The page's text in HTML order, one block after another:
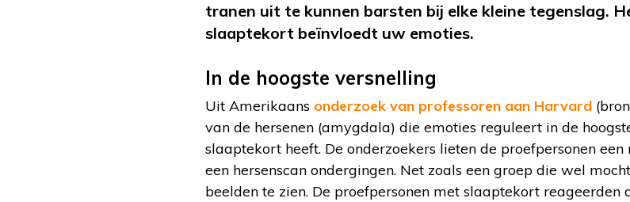
tranen uit te kunnen barsten bij elke kleine tegenslag.
slaaptekort beïnvloedt uw emoties.
In de hoogste versnelling
Uit Amerikaans onderzoek van professoren aan Harvard
van de hersenen (amygdala) die emoties reguleert in de
slaaptekort heeft. De onderzoekers lieten de proefpersonen
een hersenscan ondergingen. Net zoals een groep die wel
beelden te zien. De proefpersonen met slaaptekort reageerden